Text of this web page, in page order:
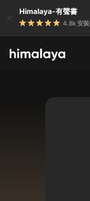
Himalaya-有聲書
4.8k 安裝